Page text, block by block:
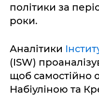
політики за
роки.
Аналітики
(ISW)
щоб самостійно
Набіуліною та